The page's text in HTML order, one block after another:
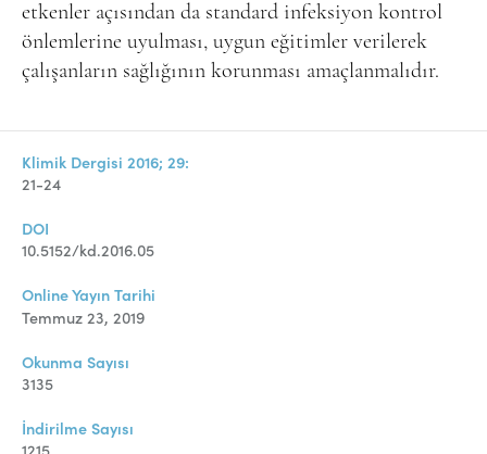
etkenler açısından da standard infeksiyon kontrol
önlemlerine uyulması, uygun eğitimler verilerek
çalışanların sağlığının korunması amaçlanmalıdır.
Klimik Dergisi 2016; 29:
21-24
DOI
10.5152/kd.2016.05
Online Yayın Tarihi
Temmuz 23, 2019
Okunma Sayısı
3135
İndirilme Sayısı
1215